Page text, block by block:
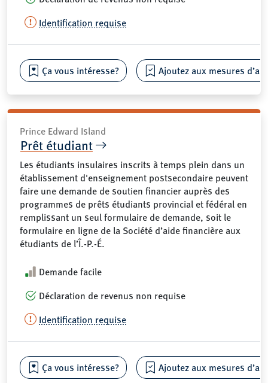
Identification requise
Ça vous intéresse? Ajoutez aux mesures
Prince Edward Island
Prêt étudiant
Les étudiants insulaires inscrits à temps plein dans un
établissement d'enseignement postsecondaire peuvent
faire une demande de soutien financier auprès des
programmes de prêts étudiants provincial et fédéral en
remplissant un seul formulaire de demande, soit le
formulaire en ligne de la Société d’aide financière aux
étudiants de l’Î.-P.-É.
Demande facile
Déclaration de revenus non requise
Identification requise
Ça vous intéresse? Ajoutez aux mesures